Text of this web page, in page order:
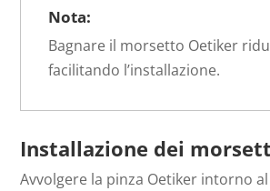
Nota:
Bagnare il morsetto Oetiker
facilitando l’installazione.
Installazione dei
Avvolgere la pinza Oetiker intorno